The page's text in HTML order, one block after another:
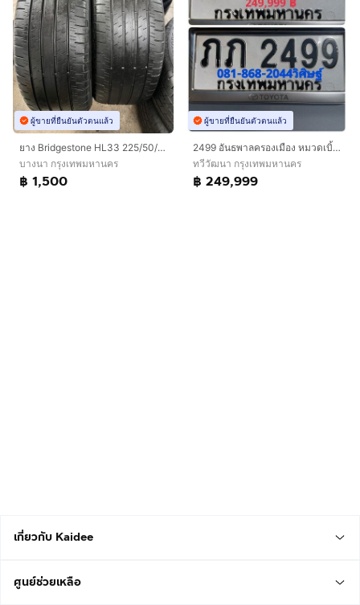
ผู้ขายที่ยืนยันตัวตนแล้ว
ยาง Bridgestone HL33 225/50/18 ปี22/23 คู่ 1500 บาท ไม่ปะ!!
บางนา กรุงเทพมหานคร
฿ 1,500
ผู้ขายที่ยืนยันตัวตนแล้ว
2499 อันธพาลครองเมือง หมวดเบิ้ล โอกาสเดียวเท่านั้น พร้อมบริการครับ
ทวีวัฒนา กรุงเทพมหานคร
฿ 249,999
เกี่ยวกับ Kaidee
ศูนย์ช่วยเหลือ